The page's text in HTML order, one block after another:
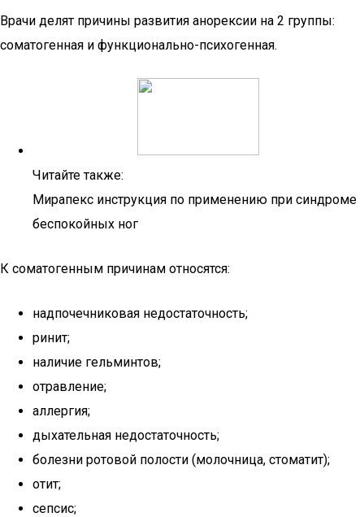
Врачи делят причины развития анорексии на 2 группы:
соматогенная и функционально-психогенная.
Читайте также:
Мирапекс инструкция по применению при синдроме
беспокойных ног
К соматогенным причинам относятся:
надпочечниковая недостаточность;
ринит;
наличие гельминтов;
отравление;
аллергия;
дыхательная недостаточность;
болезни ротовой полости (молочница, стоматит);
отит;
сепсис;